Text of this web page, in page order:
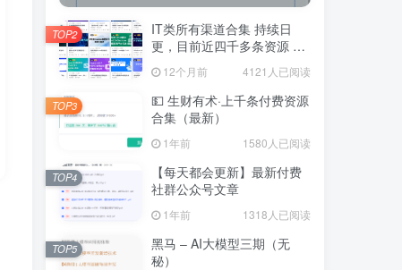
IT类所有渠道合集 持续日
更，目前近四千多条资源 年
12个月前 4121人已阅读
TOP2
💵 生财有术·上千条付费资源
合集（最新）
1年前 1580人已阅读
TOP3
【每天都会更新】最新付费
社群公众号文章
1年前 1318人已阅读
TOP4
黑马 – AI大模型三期（无
秘）
TOP5